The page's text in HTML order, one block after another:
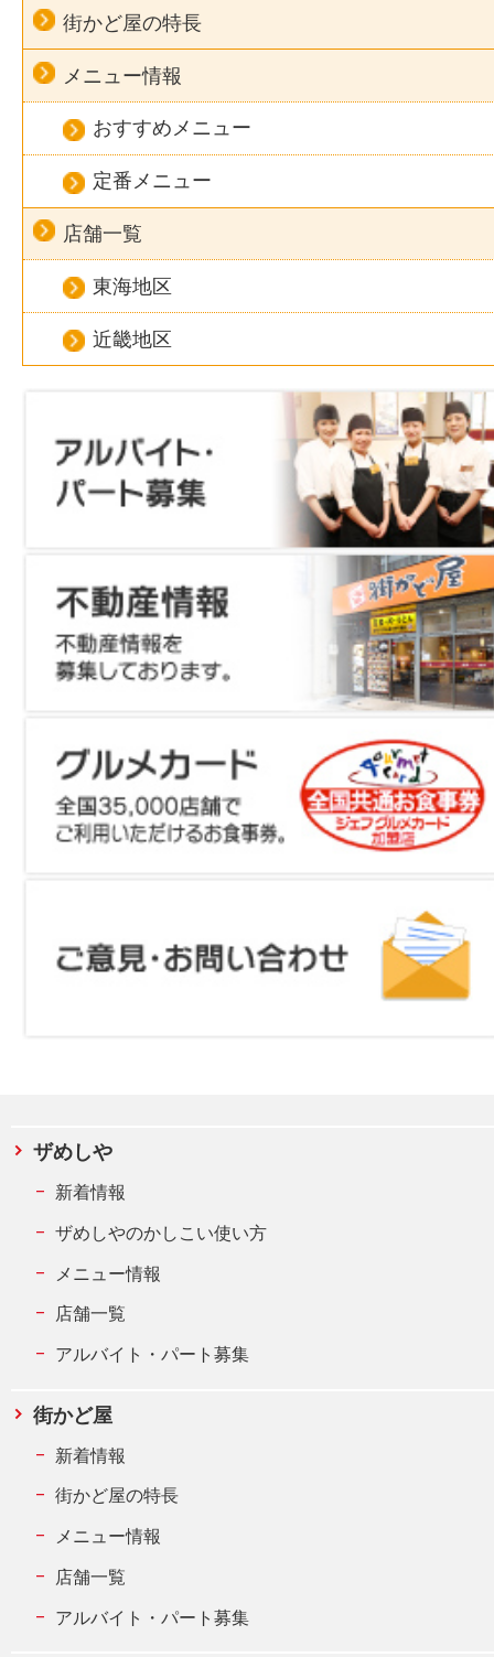
街かど屋の特長
メニュー情報
おすすめメニュー
定番メニュー
店舗一覧
東海地区
近畿地区
ザめしや
新着情報
ザめしやのかしこい使い方
メニュー情報
店舗一覧
アルバイト・パート募集
街かど屋
新着情報
街かど屋の特長
メニュー情報
店舗一覧
アルバイト・パート募集